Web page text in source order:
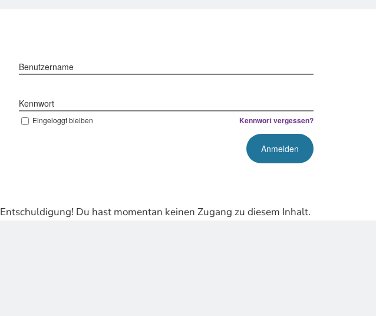
Benutzername
Kennwort
Eingeloggt bleiben Kennwort vergessen?
Entschuldigung! Du hast momentan keinen Zugang zu diesem Inhalt.